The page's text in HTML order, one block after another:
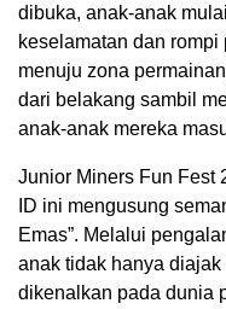
dibuka, anak-anak
keselamatan dan
menuju zona
dari belakang sambil
anak-anak mereka
Junior Miners Fun Fest
ID ini mengusung
Emas”. Melalui
anak tidak hanya
dikenalkan pada dunia